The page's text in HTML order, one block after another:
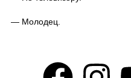
— Молодец.